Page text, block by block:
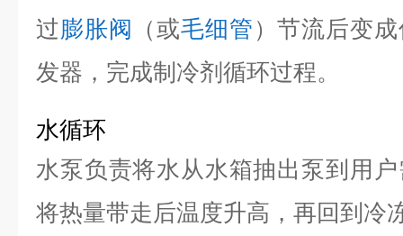
过膨胀阀 （或毛细管 ）节流后变
发器，完成制冷剂循环过程。
水循环
水泵负责将水从水箱抽出泵到用
将热量带走后温度升高，再回到冷